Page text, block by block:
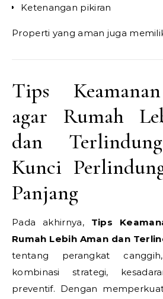
Ketenangan pikiran
Properti yang aman juga
Tips
agar Rumah
dan
Kunci
Panjang
Pada akhirnya, Tips
Rumah Lebih Aman dan
tentang perangkat
kombinasi strategi,
preventif. Dengan